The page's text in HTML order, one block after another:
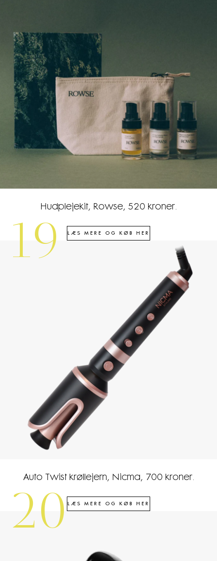
Hudplejekit, Rowse, 520 kroner.
LÆS MERE OG KØB HER
19
Auto Twist krøllejern, Nicma, 700 kroner.
LÆS MERE OG KØB HER
20